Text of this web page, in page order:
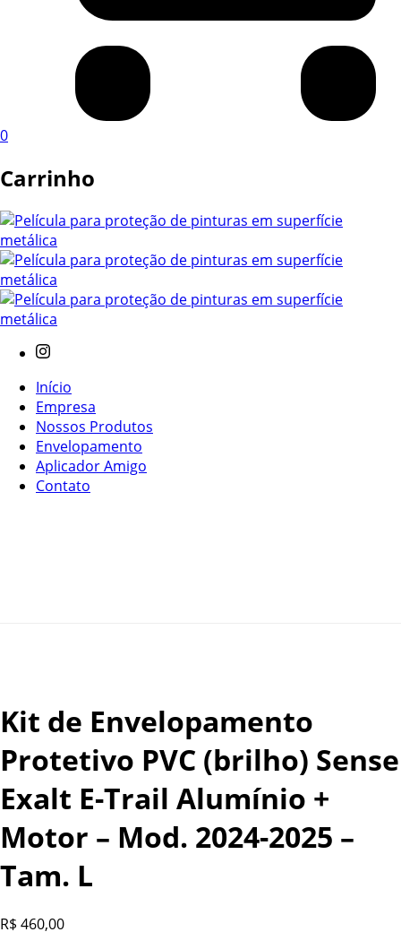
0
Carrinho
Início
Empresa
Nossos Produtos
Envelopamento
Aplicador Amigo
Contato
Kit de Envelopamento
Protetivo PVC (brilho) Sense
Exalt E-Trail Alumínio +
Motor – Mod. 2024-2025 –
Tam. L
R$ 460,00